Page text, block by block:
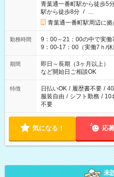
青葉通一番町駅から徒歩5
駅から徒歩8分 / …
青葉通一番町駅周辺に拠
勤務時間
9：00～21：00の中で実働7ｈ～ ＜シフト例＞ ●終わ
9：00-17：00（実働7ｈ/
憩1ｈ） 10：00-19：00（実働8ｈ/
11：00-20：00（実働8ｈ/
休憩1ｈ） 12：00-21：00
00（実
期間
即日～長期（3ヶ月以上
など開始日ご相談OK
特徴 日払いOK / 履歴書不要 /
服装自由 / シフト勤務 / 10
不要
気になる！ 応
未